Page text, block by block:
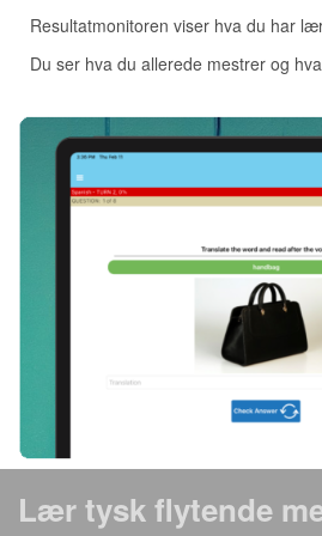
Resultatmonitoren viser hva du har
Du ser hva du allerede mestrer og
Lær tysk flytende